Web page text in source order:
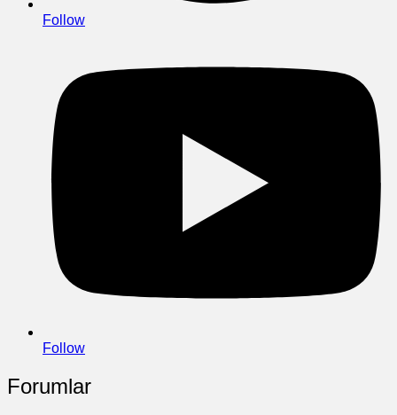
Follow
Follow
Forumlar